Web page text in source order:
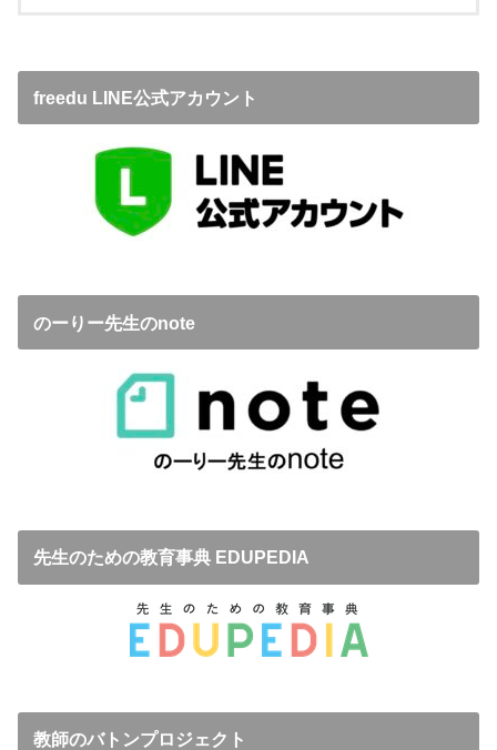
freedu LINE公式アカウント
のーりー先生のnote
先生のための教育事典 EDUPEDIA
教師のバトンプロジェクト